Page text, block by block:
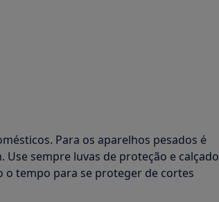
Para os aparelhos pesados é
sempre luvas de proteção e calçado
o tempo para se proteger de cortes